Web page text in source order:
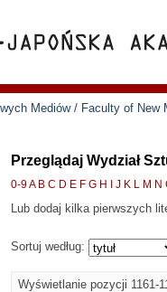
Mediów / Faculty of New
Przeglądaj Wydział
0-9A B C D E F G H J K L M N
Lub dodaj kilka pierwszych
Sortuj według:
Wyświetlanie pozycji 1161-